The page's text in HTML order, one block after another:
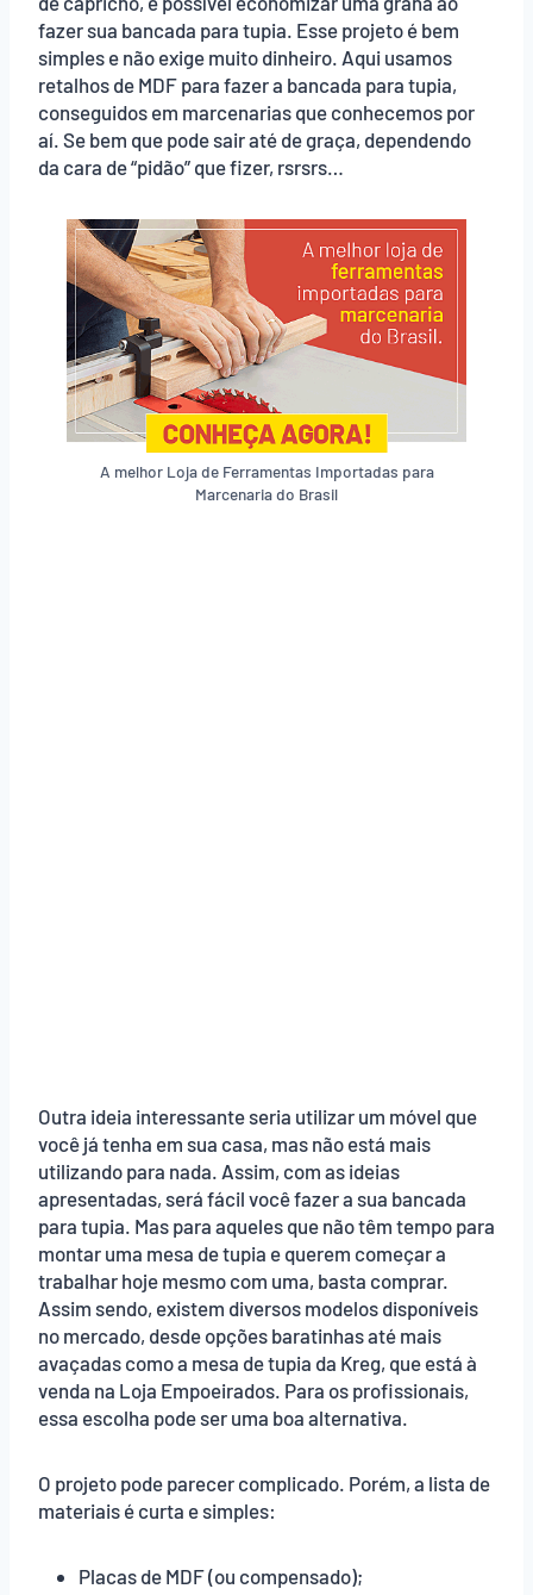
fazer sua bancada para tupia. Esse projeto é bem
simples e não exige muito dinheiro. Aqui usamos
retalhos de MDF para fazer a bancada para tupia,
conseguidos em marcenarias que conhecemos por
aí. Se bem que pode sair até de graça, dependendo
da cara de “pidão” que fizer, rsrsrs…
A melhor Loja de Ferramentas Importadas para
Marcenaria do Brasil
Outra ideia interessante seria utilizar um móvel que
você já tenha em sua casa, mas não está mais
utilizando para nada. Assim, com as ideias
apresentadas, será fácil você fazer a sua bancada
para tupia. Mas para aqueles que não têm tempo para
montar uma mesa de tupia e querem começar a
trabalhar hoje mesmo com uma, basta comprar.
Assim sendo, existem diversos modelos disponíveis
no mercado, desde opções baratinhas até mais
avaçadas como a mesa de tupia da Kreg, que está à
venda na Loja Empoeirados. Para os profissionais,
essa escolha pode ser uma boa alternativa.
O projeto pode parecer complicado. Porém, a lista de
materiais é curta e simples:
Placas de MDF (ou compensado);